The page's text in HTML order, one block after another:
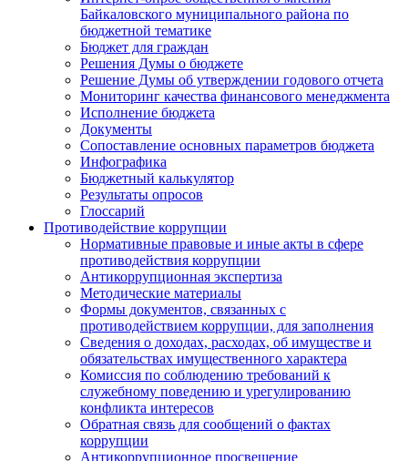
Байкаловского муниципального района по
бюджетной тематике
Бюджет для граждан
Решения Думы о бюджете
Решение Думы об утверждении годового отчета
Мониторинг качества финансового менеджмента
Исполнение бюджета
Документы
Сопоставление основных параметров бюджета
Инфографика
Бюджетный калькулятор
Результаты опросов
Глоссарий
Противодействие коррупции
Нормативные правовые и иные акты в сфере
противодействия коррупции
Антикоррупционная экспертиза
Методические материалы
Формы документов, связанных с
противодействием коррупции, для заполнения
Сведения о доходах, расходах, об имуществе и
обязательствах имущественного характера
Комиссия по соблюдению требований к
служебному поведению и урегулированию
конфликта интересов
Обратная связь для сообщений о фактах
коррупции
Антикоррупционное просвещение